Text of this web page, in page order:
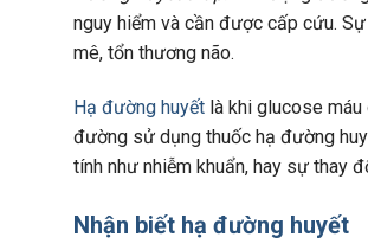
nguy hiểm và cần được cấp cứu.
mê, tổn thương não.
Hạ đường huyết là khi glucose
đường sử dụng thuốc hạ đường
tính như nhiễm khuẩn, hay sự thay
Nhận biết hạ đường huyết